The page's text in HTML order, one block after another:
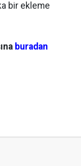
bir ekleme
buradan